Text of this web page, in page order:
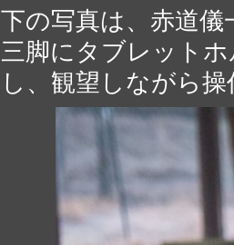
下の写真は、赤道
三脚にタブレット
し、観望しながら